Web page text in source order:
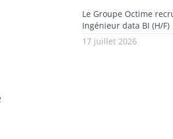
Le Groupe Octime
Ingénieur data BI (H/F)
17 juillet 2026